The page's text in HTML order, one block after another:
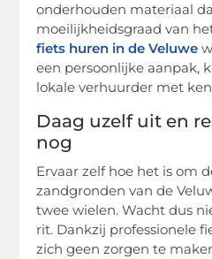
onderhouden materiaal
moeilijkheidsgraad van
fiets huren in de Veluwe
een persoonlijke aanpak,
lokale verhuurder met
Daag uzelf uit en
nog
Ervaar zelf hoe het is om
zandgronden van de
twee wielen. Wacht dus
rit. Dankzij professionele
zich geen zorgen te